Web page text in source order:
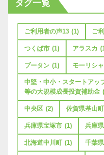
タグ一覧
ご利用者の声13 (1) ご
つくば市 (1) アラスカ
ブータン (1) モーリシ
中堅・中小・スタートアッ
等の大規模成長投資補助金
中央区 (2) 佐賀県基山町
兵庫県宝塚市 (1) 兵庫
北海道中川町 (1) 千葉